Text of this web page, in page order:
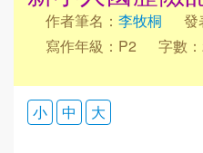
作者筆名： 李牧桐
發
寫作年級：P2
字數
小 中 大